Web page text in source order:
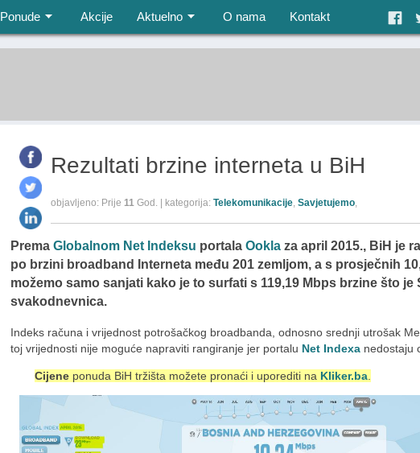
Ponude Akcije Aktuelno O nama Kontakt
Rezultati brzine interneta u BiH
objavljeno: Prije 11 God. | kategorija: Telekomunikacije, Savjetujemo,
Prema Globalnom Net Indeksu portala Ookla za april 2015., BiH je
po brzini broadband Interneta među 201 zemljom, a s prosječnih
možemo samo sanjati kako je to surfati s 119,19 Mbps brzine što je
svakodnevnica.
Indeks računa i vrijednost potrošačkog broadbanda, odnosno srednji utrošak
toj vrijednosti nije moguće napraviti rangiranje jer portalu Net Indexa nedostaju
Cijene ponuda BiH tržišta možete pronaći i uporediti na Kliker.ba